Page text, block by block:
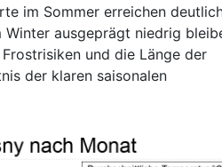
im Sommer erreichen
ausgeprägt niedrig
und die Länge der
der klaren saisonalen